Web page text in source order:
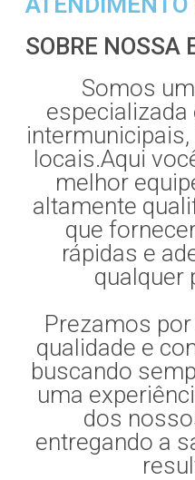
SOBRE NOSSA
Somos
locais.Aqui
melhor
altamente
que
rápidas e
qualquer
Prezamos
qualidade e
buscando
uma
dos
entregando a